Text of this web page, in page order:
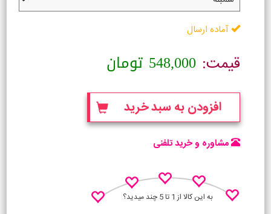
آماده ارسال
قیمت: 548,000 تومان
افزودن به سبد خرید
مشاوره و خرید تلفنی
به این کالا از 1 تا 5 چند میدید؟